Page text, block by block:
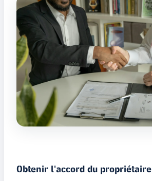
Obtenir l'accord du propriétaire